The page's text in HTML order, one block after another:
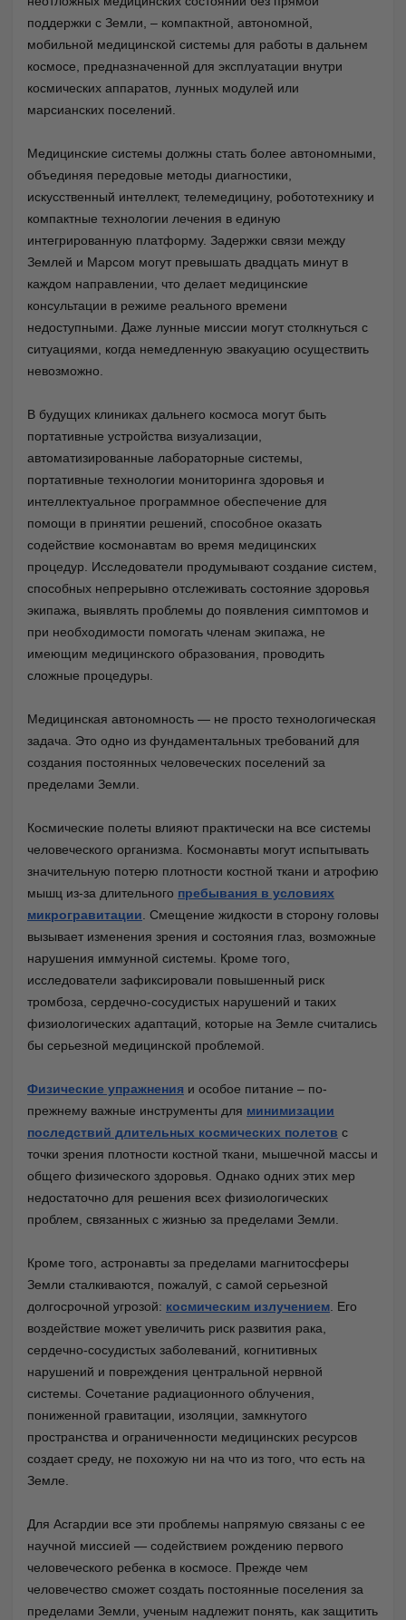
поддержки с Земли, – компактной, автономной,
мобильной медицинской системы для работы в дальнем
космосе, предназначенной для эксплуатации внутри
космических аппаратов, лунных модулей или
марсианских поселений.
Медицинские системы должны стать более автономными,
объединяя передовые методы диагностики,
искусственный интеллект, телемедицину, робототехнику и
компактные технологии лечения в единую
интегрированную платформу. Задержки связи между
Землей и Марсом могут превышать двадцать минут в
каждом направлении, что делает медицинские
консультации в режиме реального времени
недоступными. Даже лунные миссии могут столкнуться с
ситуациями, когда немедленную эвакуацию осуществить
невозможно.
В будущих клиниках дальнего космоса могут быть
портативные устройства визуализации,
автоматизированные лабораторные системы,
портативные технологии мониторинга здоровья и
интеллектуальное программное обеспечение для
помощи в принятии решений, способное оказать
содействие космонавтам во время медицинских
процедур. Исследователи продумывают создание систем,
способных непрерывно отслеживать состояние здоровья
экипажа, выявлять проблемы до появления симптомов и
при необходимости помогать членам экипажа, не
имеющим медицинского образования, проводить
сложные процедуры.
Медицинская автономность — не просто технологическая
задача. Это одно из фундаментальных требований для
создания постоянных человеческих поселений за
пределами Земли.
Космические полеты влияют практически на все системы
человеческого организма. Космонавты могут испытывать
значительную потерю плотности костной ткани и атрофию
мышц из-за длительного пребывания в условиях
микрогравитации. Смещение жидкости в сторону головы
вызывает изменения зрения и состояния глаз, возможные
нарушения иммунной системы. Кроме того,
исследователи зафиксировали повышенный риск
тромбоза, сердечно-сосудистых нарушений и таких
физиологических адаптаций, которые на Земле считались
бы серьезной медицинской проблемой.
Физические упражнения и особое питание – по-
прежнему важные инструменты для минимизации
последствий длительных космических полетов с
точки зрения плотности костной ткани, мышечной массы и
общего физического здоровья. Однако одних этих мер
недостаточно для решения всех физиологических
проблем, связанных с жизнью за пределами Земли.
Кроме того, астронавты за пределами магнитосферы
Земли сталкиваются, пожалуй, с самой серьезной
долгосрочной угрозой: космическим излучением. Его
воздействие может увеличить риск развития рака,
сердечно-сосудистых заболеваний, когнитивных
нарушений и повреждения центральной нервной
системы. Сочетание радиационного облучения,
пониженной гравитации, изоляции, замкнутого
пространства и ограниченности медицинских ресурсов
создает среду, не похожую ни на что из того, что есть на
Земле.
Для Асгардии все эти проблемы напрямую связаны с ее
научной миссией — содействием рождению первого
человеческого ребенка в космосе. Прежде чем
человечество сможет создать постоянные поселения за
пределами Земли, ученым надлежит понять, как защитить